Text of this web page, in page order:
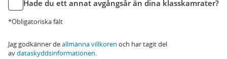
Hade du ett annat avgångsår än dina klasskamrater?
*Obligatoriska fält
Jag godkänner deallmänna villkoren och har tagit del
avdataskyddsinformationen.